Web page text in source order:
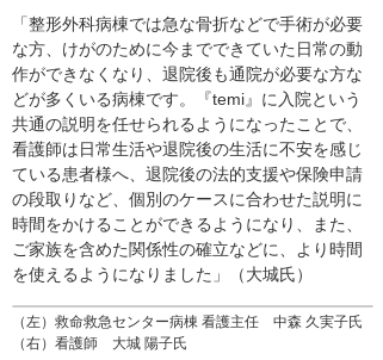
（左）救命救急センター病棟 看護主任 中森 久実子氏
（右）看護師 大城 陽子氏
「整形外科病棟では急な骨折などで手術が必要
な方、けがのために今までできていた日常の動
作ができなくなり、退院後も通院が必要な方な
どが多くいる病棟です。『temi』に入院という
共通の説明を任せられるようになったことで、
看護師は日常生活や退院後の生活に不安を感じ
ている患者様へ、退院後の法的支援や保険申請
の段取りなど、個別のケースに合わせた説明に
時間をかけることができるようになり、また、
ご家族を含めた関係性の確立などに、より時間
を使えるようになりました」（大城氏）